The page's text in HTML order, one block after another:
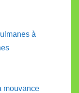
à
mouvance